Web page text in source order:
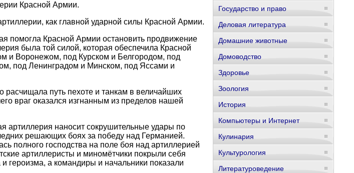
Красной Армии.
как главной ударной силы Красной Армии.
помогла Красной Армии остановить продвижение
была той силой, которая обеспечила Красной
и Воронежом, под Курском и Белгородом, под
под Ленинградом и Минском, под Яссами и
путь пехоте и танкам в величайших
враг оказался изгнанным из пределов нашей
артиллерия наносит сокрушительные удары по
решающих боях за победу над Германией.
полного господства на поле боя над артиллерией
артиллеристы и миномётчики покрыли себя
героизма, а командиры и начальники показали
Государство и право
Деловая литература
Домашние животные
Домоводство
Здоровье
Зоология
История
Компьютеры и Интернет
Кулинария
Культурология
Литературоведение